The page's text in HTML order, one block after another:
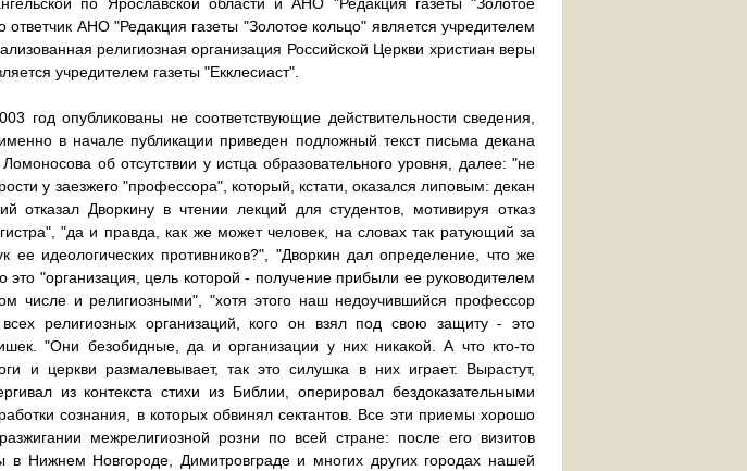
ответчик АНО "Редакция газеты "Золотое кольцо" является учредителем
религиозная организация Российской Церкви христиан веры
учредителем газеты "Екклесиаст".
год опубликованы не соответствующие действительности сведения,
в начале публикации приведен подложный текст письма декана
об отсутствии у истца образовательного уровня, далее: "не
у заезжего "профессора", который, кстати, оказался липовым: декан
отказал Дворкину в чтении лекций для студентов, мотивируя отказ
"да и правда, как же может человек, на словах так ратующий за
ее идеологических противников?", "Дворкин дал определение, что же
это "организация, цель которой - получение прибыли ее руководителем
числе и религиозными", "хотя этого наш недоучившийся профессор
религиозных организаций, кого он взял под свою защиту - это
"Они безобидные, да и организации у них никакой. А что кто-то
и церкви размалевывает, так это силушка в них играет. Вырастут,
из контекста стихи из Библии, оперировал бездоказательными
сознания, в которых обвинял сектантов. Все эти приемы хорошо
межрелигиозной розни по всей стране: после его визитов
в Нижнем Новгороде, Димитровграде и многих других городах нашей